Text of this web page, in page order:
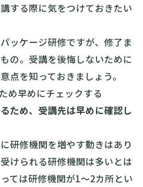
する際に気をつけておきたい
ッケージ研修ですが、修了ま
の。受講を後悔しないために
点を知っておきましょう。
め早めにチェックする
ため、受講先は早めに確認し
研修機関を増やす動きはあり
けられる研修機関は多いとは
ては研修機関が1〜2カ所とい